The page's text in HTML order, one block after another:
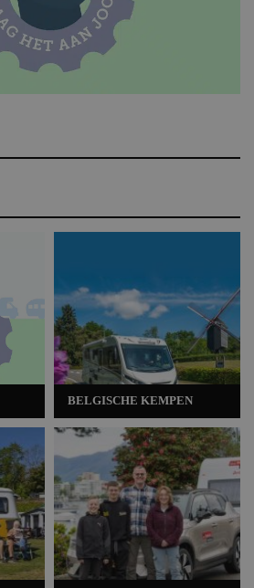
BELGISCHE KEMPEN